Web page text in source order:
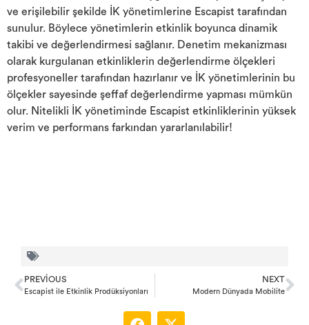
ve erişilebilir şekilde İK yönetimlerine Escapist tarafından
sunulur. Böylece yönetimlerin etkinlik boyunca dinamik
takibi ve değerlendirmesi sağlanır. Denetim mekanizması
olarak kurgulanan etkinliklerin değerlendirme ölçekleri
profesyoneller tarafından hazırlanır ve İK yönetimlerinin bu
ölçekler sayesinde şeffaf değerlendirme yapması mümkün
olur. Nitelikli İK yönetiminde Escapist etkinliklerinin yüksek
verim ve performans farkından yararlanılabilir!
PREVIOUS
Escapist ile Etkinlik Prodüksiyonları
NEXT
Modern Dünyada Mobilite